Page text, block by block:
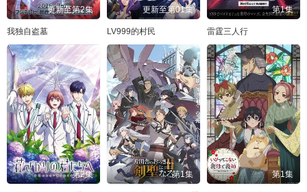
更新至第2集
我独自盗墓
更新至第01集
LV999的村民
第1集
雷霆三人行
第2集 第1集 第1集